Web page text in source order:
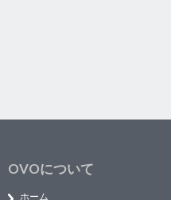
OVOについて
ホーム